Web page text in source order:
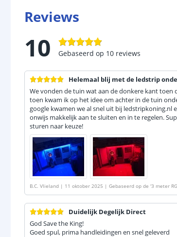
Reviews
10 Gebaseerd op 10 reviews
Helemaal blij met de ledstrip
We vonden de tuin wat aan de donkere kant toen
toen kwam ik op het idee om achter in de tuin
google kwamen we al snel uit bij ledstripkoning.nl
onwijs makkelijk aan te sluiten en in te regelen.
sturen naar keuze!
B.C. Vlieland | 11 oktober 2025 | Gebaseerd op de '3 meter
Duidelijk Degelijk Direct
God Save the King!
Goed spul, prima handleidingen en snel geleverd